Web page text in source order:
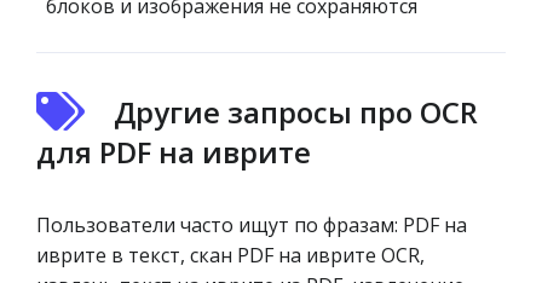
блоков и изображения не сохраняются
Другие запросы про OCR
для PDF на иврите
Пользователи часто ищут по фразам: PDF на
иврите в текст, скан PDF на иврите OCR,